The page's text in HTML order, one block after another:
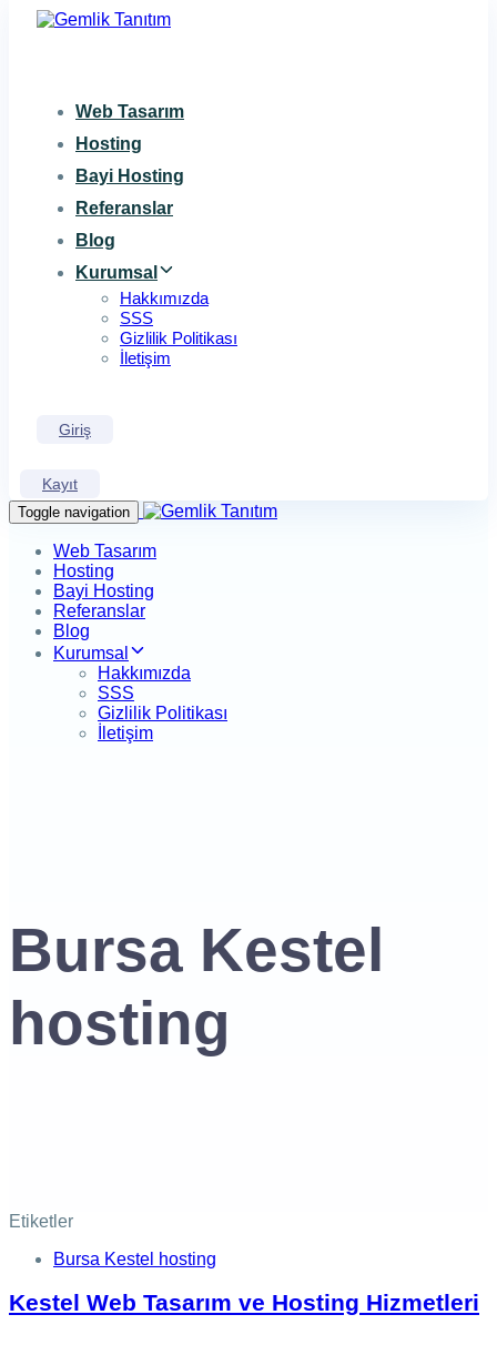
Web Tasarım
Hosting
Bayi Hosting
Referanslar
Blog
Kurumsal
Hakkımızda
SSS
Gizlilik Politikası
İletişim
Giriş
Kayıt
Toggle navigation
Web Tasarım
Hosting
Bayi Hosting
Referanslar
Blog
Kurumsal
Hakkımızda
SSS
Gizlilik Politikası
İletişim
Bursa Kestel
hosting
Etiketler
Bursa Kestel hosting
Kestel Web Tasarım ve Hosting Hizmetleri